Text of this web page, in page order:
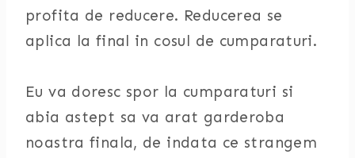
profita de reducere. Reducerea se
aplica la final in cosul de cumparaturi.
Eu va doresc spor la cumparaturi si
abia astept sa va arat garderoba
noastra finala, de indata ce strangem